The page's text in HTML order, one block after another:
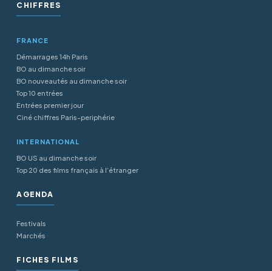
CHIFFRES
FRANCE
Démarrages 14h Paris
BO au dimanche soir
BO nouveautés au dimanche soir
Top 10 entrées
Entrées premier jour
Ciné chiffres Paris-periphérie
INTERNATIONAL
BO US au dimanche soir
Top 20 des films français à l’étranger
AGENDA
Festivals
Marchés
FICHES FILMS